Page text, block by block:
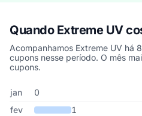
Quando Extreme UV
Acompanhamos Extreme UV há
cupons nesse período. O mês
cupons.
Cupons de Extreme UV
Mês Cupons publicados
jan
0
fev
1